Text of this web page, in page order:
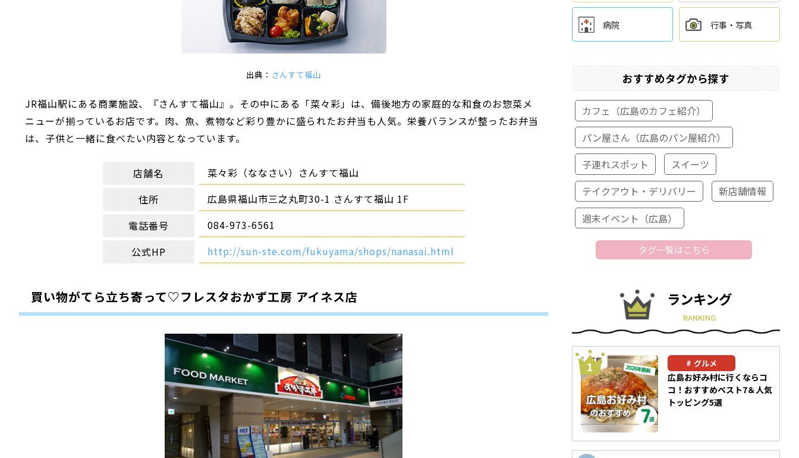
出典： さんすて福山
JR福山駅にある商業施設、『さんすて福山』。その中にある「菜々彩」は、備後地方の家庭的な和食のお惣菜メ
ニューが揃っているお店です。肉、魚、煮物など彩り豊かに盛られたお弁当も人気。栄養バランスが整ったお弁当
は、子供と一緒に食べたい内容となっています。
店舗名
菜々彩（ななさい）さんすて福山
住所
広島県福山市三之丸町30-1 さんすて福山 1F
電話番号
084-973-6561
公式HP
http://sun-ste.com/fukuyama/shops/nanasai.html
買い物がてら立ち寄って♡フレスタおかず工房 アイネス店
病院 行事・写真
おすすめタグから探す
カフェ（広島のカフェ紹介）
パン屋さん（広島のパン屋紹介）
子連れスポット
スイーツ
テイクアウト・デリバリー
新店舗情報
週末イベント（広島）
タグ一覧はこちら
ランキング
RANKING
グルメ
広島お好み村に行くならコ
コ！おすすめベスト7＆人気
トッピング5選